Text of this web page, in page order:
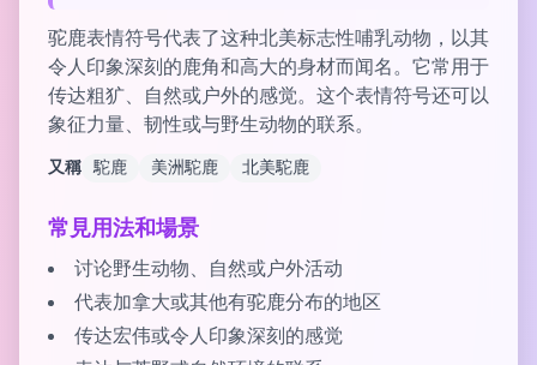
驼鹿表情符号代表了这种北美标志性哺乳动物，以其
令人印象深刻的鹿角和高大的身材而闻名。它常用于
传达粗犷、自然或户外的感觉。这个表情符号还可以
象征力量、韧性或与野生动物的联系。
又稱 駝鹿 美洲駝鹿 北美駝鹿
常見用法和場景
讨论野生动物、自然或户外活动
代表加拿大或其他有驼鹿分布的地区
传达宏伟或令人印象深刻的感觉